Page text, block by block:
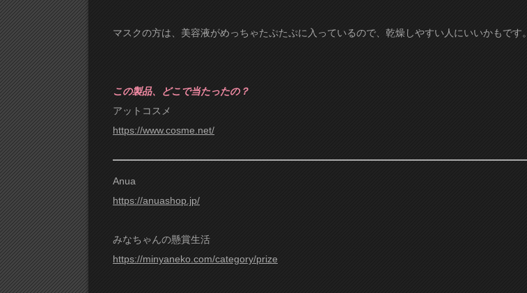
マスクの方は、美容液がめっちゃたぷたぷに入っているので、乾燥しやすい人にいいかもです。
この製品、どこで当たったの？
アットコスメ
https://www.cosme.net/
Anua
https://anuashop.jp/
みなちゃんの懸賞生活
https://minyaneko.com/category/prize